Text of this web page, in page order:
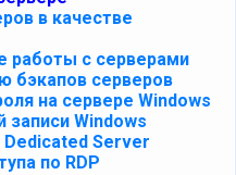
в качестве
работы с серверами
бэкапов серверов
на сервере Windows
записи Windows
Dedicated Server
по RDP